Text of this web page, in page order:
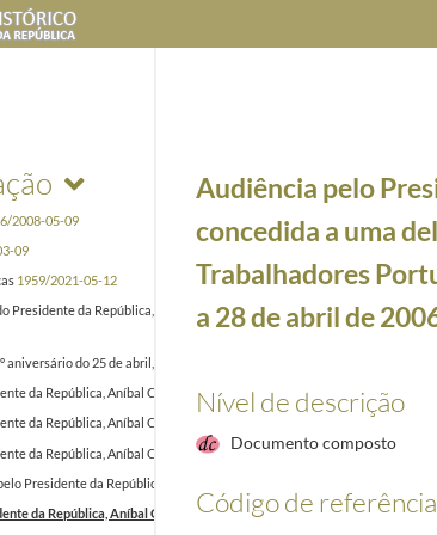
2008-05-09
09
1959/2021-05-12
Presidente da República, Aníbal Cavaco Silva e Maria Cavaco Silva, a 5 de
aniversário do 25 de abril, a 25 de abril de 2006
da República, Aníbal Cavaco Silva concedida a uma delegação da União
da República, Aníbal Cavaco Silva concedida a quatro portugueses
da República, Aníbal Cavaco Silva concedida ao Presidente do
Presidente da República, Aníbal Cavaco Silva, ao Presidente do
da República, Aníbal Cavaco Silva concedida a uma delegação da
Audiência pelo
concedida a uma
Trabalhadores
a 28 de abril de
Nível de descrição
Documento composto
Código de referência